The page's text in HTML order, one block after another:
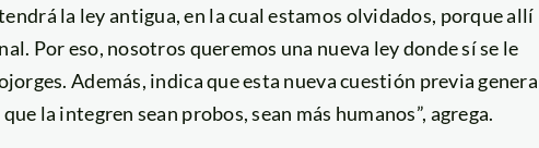
la ley antigua, en la cual estamos olvidados, porque allí
Por eso, nosotros queremos una nueva ley donde sí se le
Además, indica que esta nueva cuestión previa genera
la integren sean probos, sean más humanos”, agrega.